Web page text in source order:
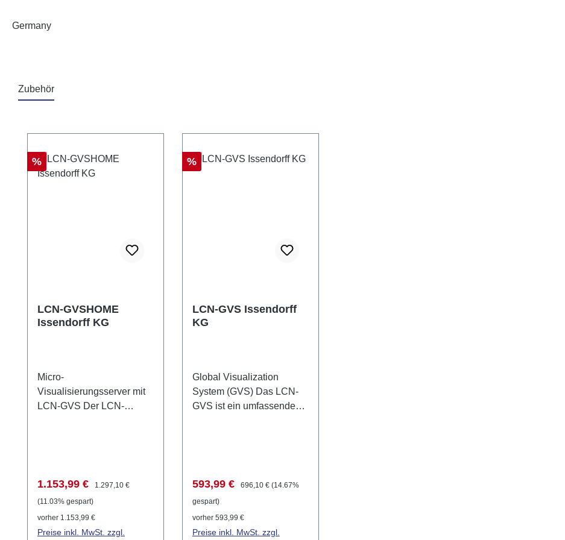
Germany
Zubehör
Rabatt
%
LCN-GVSHOME
Issendorff KG
Micro-
Visualisierungsserver mit
LCN-GVS Der LCN-
Steuerung von Gebäuden
konzipiert wurde.
Ausgestattet mit dem LCN-
GVS (Globales
Visualisierungs-System)
Verkaufspreis:
1.153,99 € Regulärer Preis:
1.297,10 €
(11.03% gespart)
vorher 1.153,99 €
Preise inkl. MwSt. zzgl.
Rabatt
%
LCN-GVS Issendorff
KG
Global Visualization
System (GVS) Das LCN-
GVS ist ein umfassendes
Systemen und Gebäuden
weltweit ermöglicht. Es
bietet Funktionen wie
Datensammlung, zentrale
Zugangskontrolle,
Verkaufspreis:
593,99 € Regulärer Preis:
696,10 € (14.67%
gespart)
vorher 593,99 €
Preise inkl. MwSt. zzgl.